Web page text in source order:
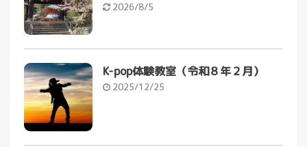
2026/8/5
K-pop体験教室（令和８年２月）
2025/12/25